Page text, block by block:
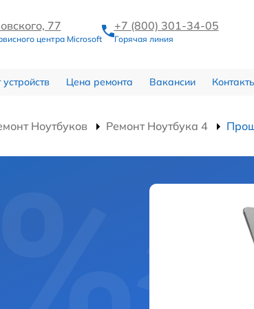
77
центра Microsoft
+7 (800) 301-34-05
Горячая линия
Цена ремонта Вакансии
Ноутбуков Ремонт Ноутбука 4